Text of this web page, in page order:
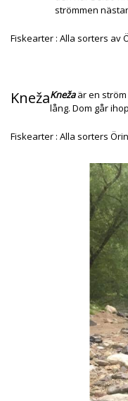
strömmen
Fiskearter : Alla sorters av
KnežaKnežaär en
lång. Dom går
Fiskearter : Alla sorters